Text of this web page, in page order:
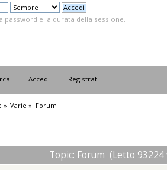
password e la durata della sessione.
Accedi Registrati
» Varie » Forum
Topic: Forum (Letto 93224